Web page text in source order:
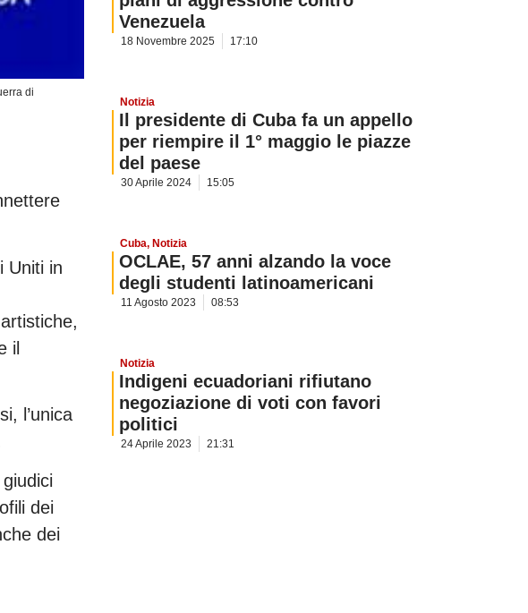
di
Uniti in
il
l’unica
dei
dei
Venezuela
18 Novembre 2025 17:10
Notizia
Il presidente di Cuba fa un appello
per riempire il 1° maggio le piazze
del paese
30 Aprile 2024 15:05
Cuba, Notizia
OCLAE, 57 anni alzando la voce
degli studenti latinoamericani
11 Agosto 2023 08:53
Notizia
Indigeni ecuadoriani rifiutano
negoziazione di voti con favori
politici
24 Aprile 2023 21:31